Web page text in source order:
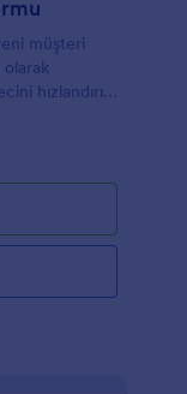
müşteri
hızlandırın